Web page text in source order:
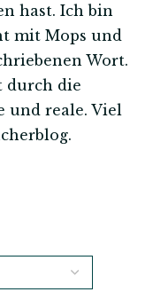
hast. Ich bin
mit Mops und
Wort.
durch die
und reale. Viel